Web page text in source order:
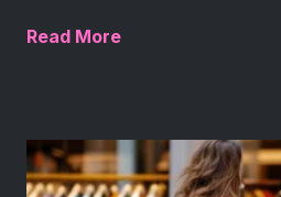
Read More